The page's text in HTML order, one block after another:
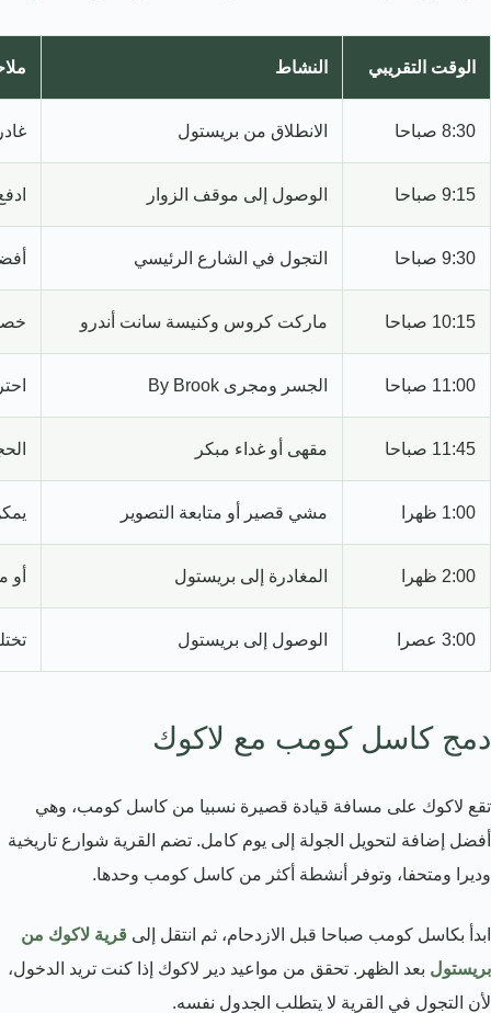
الوقت التقريبي النشاط
8:30 صباحا الانطلاق من بريستول
9:15 صباحا الوصول إلى موقف الزوار
9:30 صباحا التجول في الشارع الرئيسي
10:15 صباحا ماركت كروس وكنيسة سانت أندرو
11:00 صباحا الجسر ومجرى By Brook
11:45 صباحا مقهى أو غداء مبكر
1:00 ظهرا مشي قصير أو متابعة التصوير
2:00 ظهرا المغادرة إلى بريستول أو
3:00 عصرا الوصول إلى بريستول
دمج كاسل كومب مع لاكوك
تقع لاكوك على مسافة قيادة قصيرة نسبيا من كاسل كومب، وهي
أفضل إضافة لتحويل الجولة إلى يوم كامل. تضم القرية شوارع تاريخية
وديرا ومتحفا، وتوفر أنشطة أكثر من كاسل كومب وحدها.
ابدأ بكاسل كومب صباحا قبل الازدحام، ثم انتقل إلى قرية لاكوك من
بريستول بعد الظهر. تحقق من مواعيد دير لاكوك إذا كنت تريد الدخول،
لأن التجول في القرية لا يتطلب الجدول نفسه.